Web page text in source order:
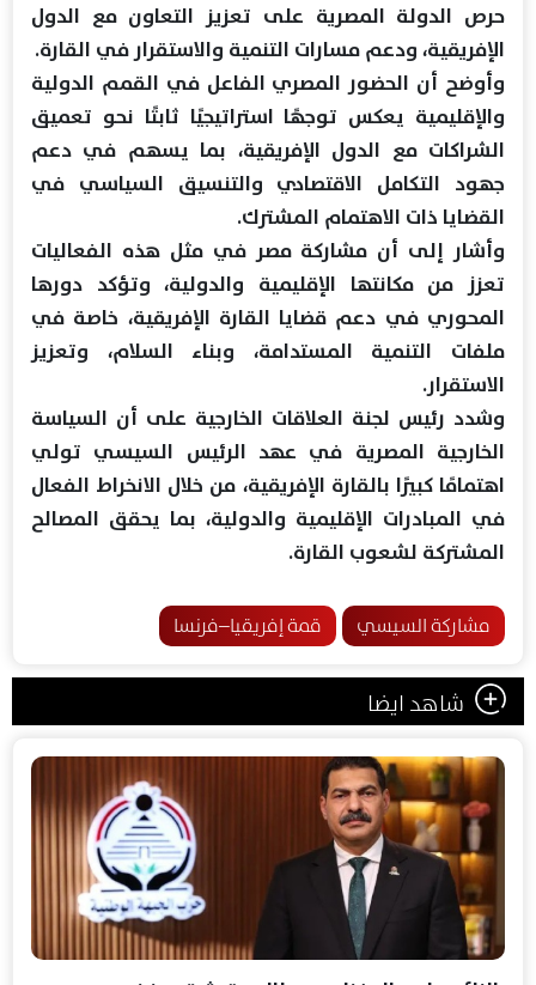
حرص الدولة المصرية على تعزيز التعاون مع الدول
الإفريقية، ودعم مسارات التنمية والاستقرار في القارة.
وأوضح أن الحضور المصري الفاعل في القمم الدولية
والإقليمية يعكس توجهًا استراتيجيًا ثابتًا نحو تعميق
الشراكات مع الدول الإفريقية، بما يسهم في دعم
جهود التكامل الاقتصادي والتنسيق السياسي في
القضايا ذات الاهتمام المشترك.
وأشار إلى أن مشاركة مصر في مثل هذه الفعاليات
تعزز من مكانتها الإقليمية والدولية، وتؤكد دورها
المحوري في دعم قضايا القارة الإفريقية، خاصة في
ملفات التنمية المستدامة، وبناء السلام، وتعزيز
الاستقرار.
وشدد رئيس لجنة العلاقات الخارجية على أن السياسة
الخارجية المصرية في عهد الرئيس السيسي تولي
اهتمامًا كبيرًا بالقارة الإفريقية، من خلال الانخراط الفعال
في المبادرات الإقليمية والدولية، بما يحقق المصالح
المشتركة لشعوب القارة.
مشاركة السيسي قمة إفريقيا–فرنسا
شاهد ايضا